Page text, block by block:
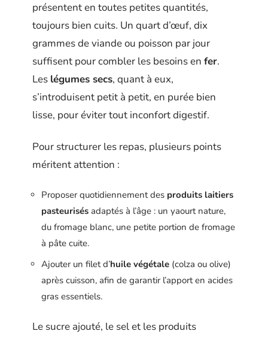
présentent en toutes petites quantités,
toujours bien cuits. Un quart d’œuf, dix
grammes de viande ou poisson par jour
suffisent pour combler les besoins en fer.
Les légumes secs, quant à eux,
s’introduisent petit à petit, en purée bien
lisse, pour éviter tout inconfort digestif.
Pour structurer les repas, plusieurs points
méritent attention :
Proposer quotidiennement des produits laitiers
pasteurisés adaptés à l’âge : un yaourt nature,
du fromage blanc, une petite portion de fromage
à pâte cuite.
Ajouter un filet d’huile végétale (colza ou olive)
après cuisson, afin de garantir l’apport en acides
gras essentiels.
Le sucre ajouté, le sel et les produits